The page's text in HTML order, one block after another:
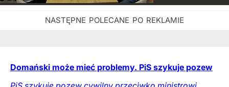
Domański może mieć problemy. PiS szykuje pozew